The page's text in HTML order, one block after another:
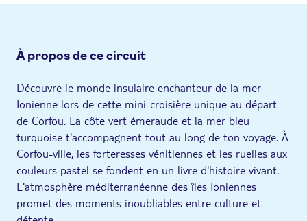
À propos de ce circuit
Découvre le monde insulaire enchanteur de la mer
Ionienne lors de cette mini-croisière unique au départ
de Corfou. La côte vert émeraude et la mer bleu
turquoise t'accompagnent tout au long de ton voyage. À
Corfou-ville, les forteresses vénitiennes et les ruelles aux
couleurs pastel se fondent en un livre d'histoire vivant.
L'atmosphère méditerranéenne des îles Ioniennes
promet des moments inoubliables entre culture et